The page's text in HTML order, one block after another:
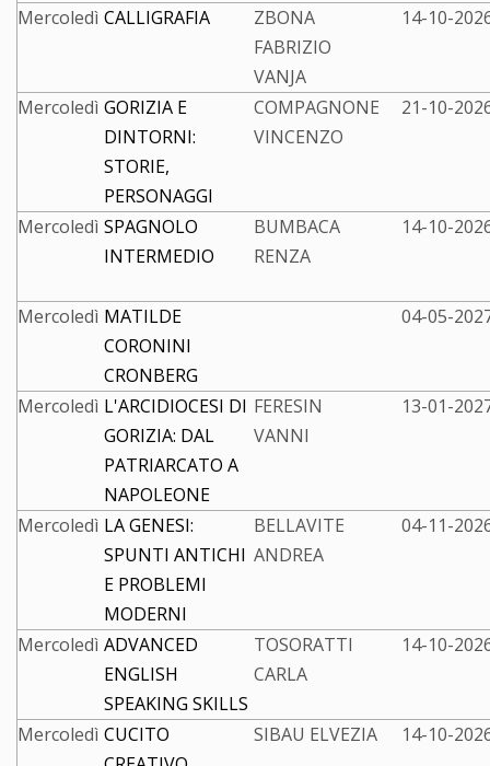
Mercoledì CALLIGRAFIA
ZBONA
FABRIZIO
VANJA
14-10-
Mercoledì GORIZIA E
DINTORNI:
STORIE,
PERSONAGGI
COMPAGNONE
VINCENZO
21-10-
Mercoledì SPAGNOLO
INTERMEDIO
BUMBACA
RENZA
14-10-
Mercoledì MATILDE
CORONINI
CRONBERG
04-05-
Mercoledì L'ARCIDIOCESI DI
GORIZIA: DAL
PATRIARCATO A
NAPOLEONE
FERESIN
VANNI
13-01-
Mercoledì LA GENESI:
SPUNTI ANTICHI
E PROBLEMI
MODERNI
BELLAVITE
ANDREA
04-11-
Mercoledì ADVANCED
ENGLISH
SPEAKING SKILLS
TOSORATTI
CARLA
14-10-
Mercoledì CUCITO
SIBAU ELVEZIA 14-10-